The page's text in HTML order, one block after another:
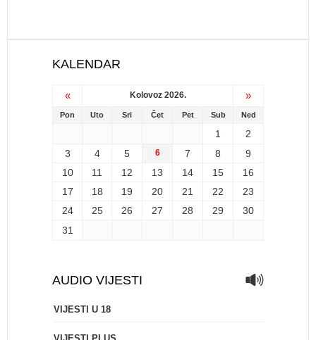
KALENDAR
« Kolovoz 2026. »
Pon Uto Sri Čet Pet Sub Ned
1
2
3
4 5 6 7 8
9
10
11 12 13 14 15
16
17
18 19 20 21 22
23
24
25 26 27 28 29
30
31
AUDIO VIJESTI
VIJESTI U 18